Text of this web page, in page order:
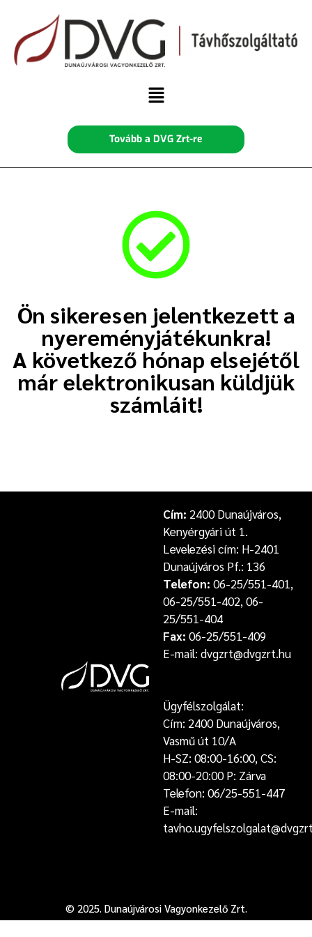
Tovább a DVG Zrt-re
Ön sikeresen jelentkezett a
nyereményjátékunkra!
A következő hónap elsejétől
már elektronikusan küldjük
számláit!
Cím: 2400 Dunaújváros,
Kenyérgyári út 1.
Levelezési cím: H-2401
Dunaújváros Pf.: 136
Telefon: 06-25/551-401,
06-25/551-402, 06-
25/551-404
Fax: 06-25/551-409
E-mail: dvgzrt@dvgzrt.hu
Ügyfélszolgálat:
Cím: 2400 Dunaújváros,
Vasmű út 10/A
H-SZ: 08:00-16:00, CS:
08:00-20:00 P: Zárva
Telefon: 06/25-551-447
E-mail:
© 2025. Dunaújvárosi Vagyonkezelő Zrt.